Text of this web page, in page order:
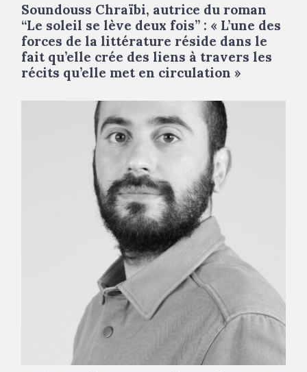
Soundouss Chraïbi, autrice du roman
“Le soleil se lève deux fois” : « L’une des
forces de la littérature réside dans le
fait qu’elle crée des liens à travers les
récits qu’elle met en circulation »